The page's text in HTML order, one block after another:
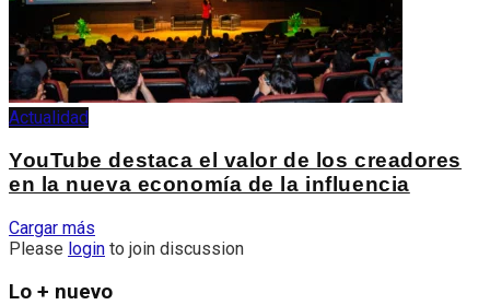
Actualidad
YouTube destaca el valor de los creadores
en la nueva economía de la influencia
Cargar más
Please login to join discussion
Lo + nuevo